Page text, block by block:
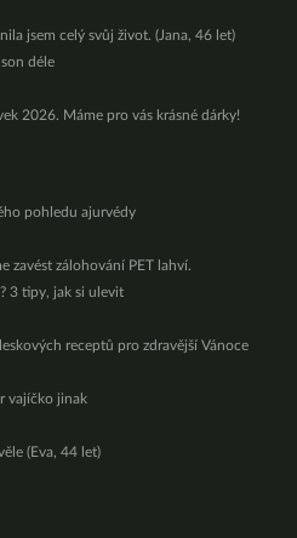
jsem celý svůj život. (Jana, 46 let)
déle
2026. Máme pro vás krásné dárky!
pohledu ajurvédy
zavést zálohování PET lahví.
3 tipy, jak si ulevit
receptů pro zdravější Vánoce
vajíčko jinak
(Eva, 44 let)